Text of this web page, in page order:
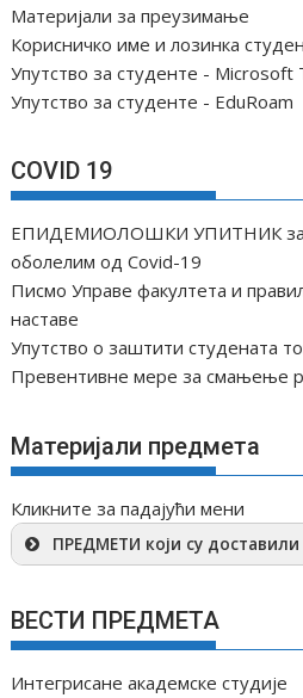
Материјали за преузимање
Корисничко име и лозинка
Упутство за студенте - Microsoft
Упутство за студенте - EduRoam
COVID 19
ЕПИДЕМИОЛОШКИ УПИТНИК за
оболелим од Covid-19
Писмо Управе факултета и
наставе
Упутство о заштити студената
Превентивне мере за смањење
Материјали предмета
Кликните за падајући мени
ПРЕДМЕТИ који су доставили
ВЕСТИ ПРЕДМЕТА
Интегрисане академске студије